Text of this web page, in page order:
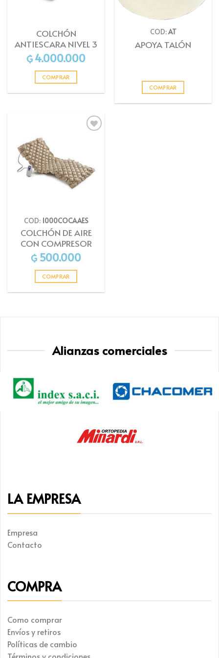
COLCHÓN
ANTIESCARA NIVEL 3
₲4.000.000
COMPRAR
COD:AT
APOYA TALÓN
COMPRAR
deseos
COD: 1000COCAAES
COLCHÓN DE AIRE
CON COMPRESOR
₲ 500.000
COMPRAR
Alianzas comerciales
LA EMPRESA
Empresa
Contacto
COMPRA
Como comprar
Envíos y retiros
Políticas de cambio